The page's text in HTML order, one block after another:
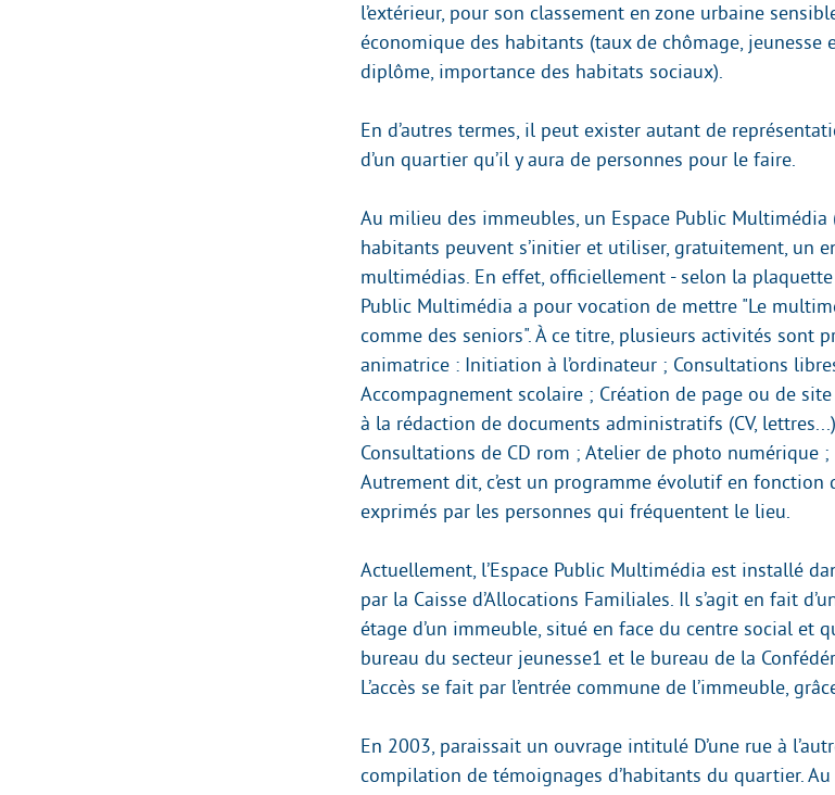
l’extérieur, pour son classement en zone urbaine
économique des habitants (taux de chômage, jeunesse
diplôme, importance des habitats sociaux).
En d’autres termes, il peut exister autant de
d’un quartier qu’il y aura de personnes pour le faire.
Au milieu des immeubles, un Espace Public Multimédia
habitants peuvent s’initier et utiliser, gratuitement, un
multimédias. En effet, officiellement - selon la plaquette
Public Multimédia a pour vocation de mettre "Le
comme des seniors". À ce titre, plusieurs activités sont
animatrice : Initiation à l’ordinateur ; Consultations
Accompagnement scolaire ; Création de page ou de
à la rédaction de documents administratifs (CV,
Consultations de CD rom ; Atelier de photo numérique
Autrement dit, c’est un programme évolutif en fonction
exprimés par les personnes qui fréquentent le lieu.
Actuellement, l’Espace Public Multimédia est installé
par la Caisse d’Allocations Familiales. Il s’agit en fait
étage d’un immeuble, situé en face du centre social et
bureau du secteur jeunesse1 et le bureau de la
L’accès se fait par l’entrée commune de l’immeuble,
En 2003, paraissait un ouvrage intitulé D’une rue à
compilation de témoignages d’habitants du quartier.